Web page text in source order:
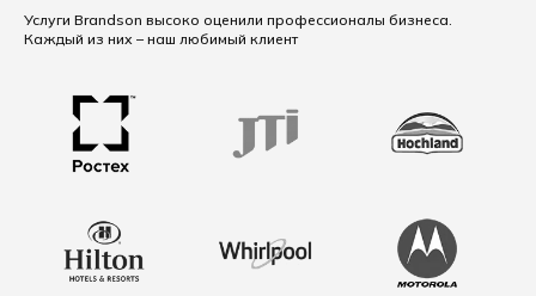
Услуги Brandson высоко оценили профессионалы бизнеса.
Каждый из них – наш любимый клиент